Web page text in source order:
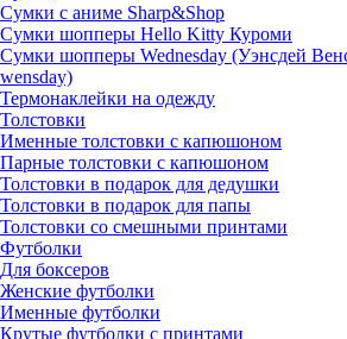
Сумки с аниме Sharp&Shop
Сумки шопперы Hello Kitty Куроми
Сумки шопперы Wednesday (Уэнсдей
wensday)
Термонаклейки на одежду
Толстовки
Именные толстовки с капюшоном
Парные толстовки с капюшоном
Толстовки в подарок для дедушки
Толстовки в подарок для папы
Толстовки со смешными принтами
Футболки
Для боксеров
Женские футболки
Именные футболки
Крутые футболки с принтами